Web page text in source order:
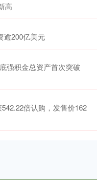
高
逾200亿美元
强积金总资产首次突破
倍认购，发售价162